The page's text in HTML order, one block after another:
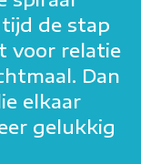
de stap
voor relatie
Dan
elkaar
gelukkig